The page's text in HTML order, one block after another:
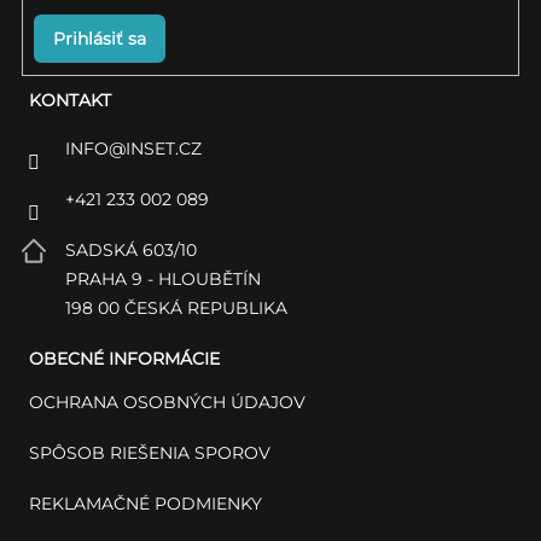
KONTAKT
INFO@INSET.CZ
+421 233 002 089
SADSKÁ 603/10
PRAHA 9 - HLOUBĚTÍN
198 00 ČESKÁ REPUBLIKA
OBECNÉ INFORMÁCIE
OCHRANA OSOBNÝCH ÚDAJOV
SPÔSOB RIEŠENIA SPOROV
REKLAMAČNÉ PODMIENKY
Prihlásiť sa